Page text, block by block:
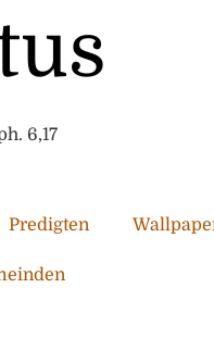
6,17
Predigten